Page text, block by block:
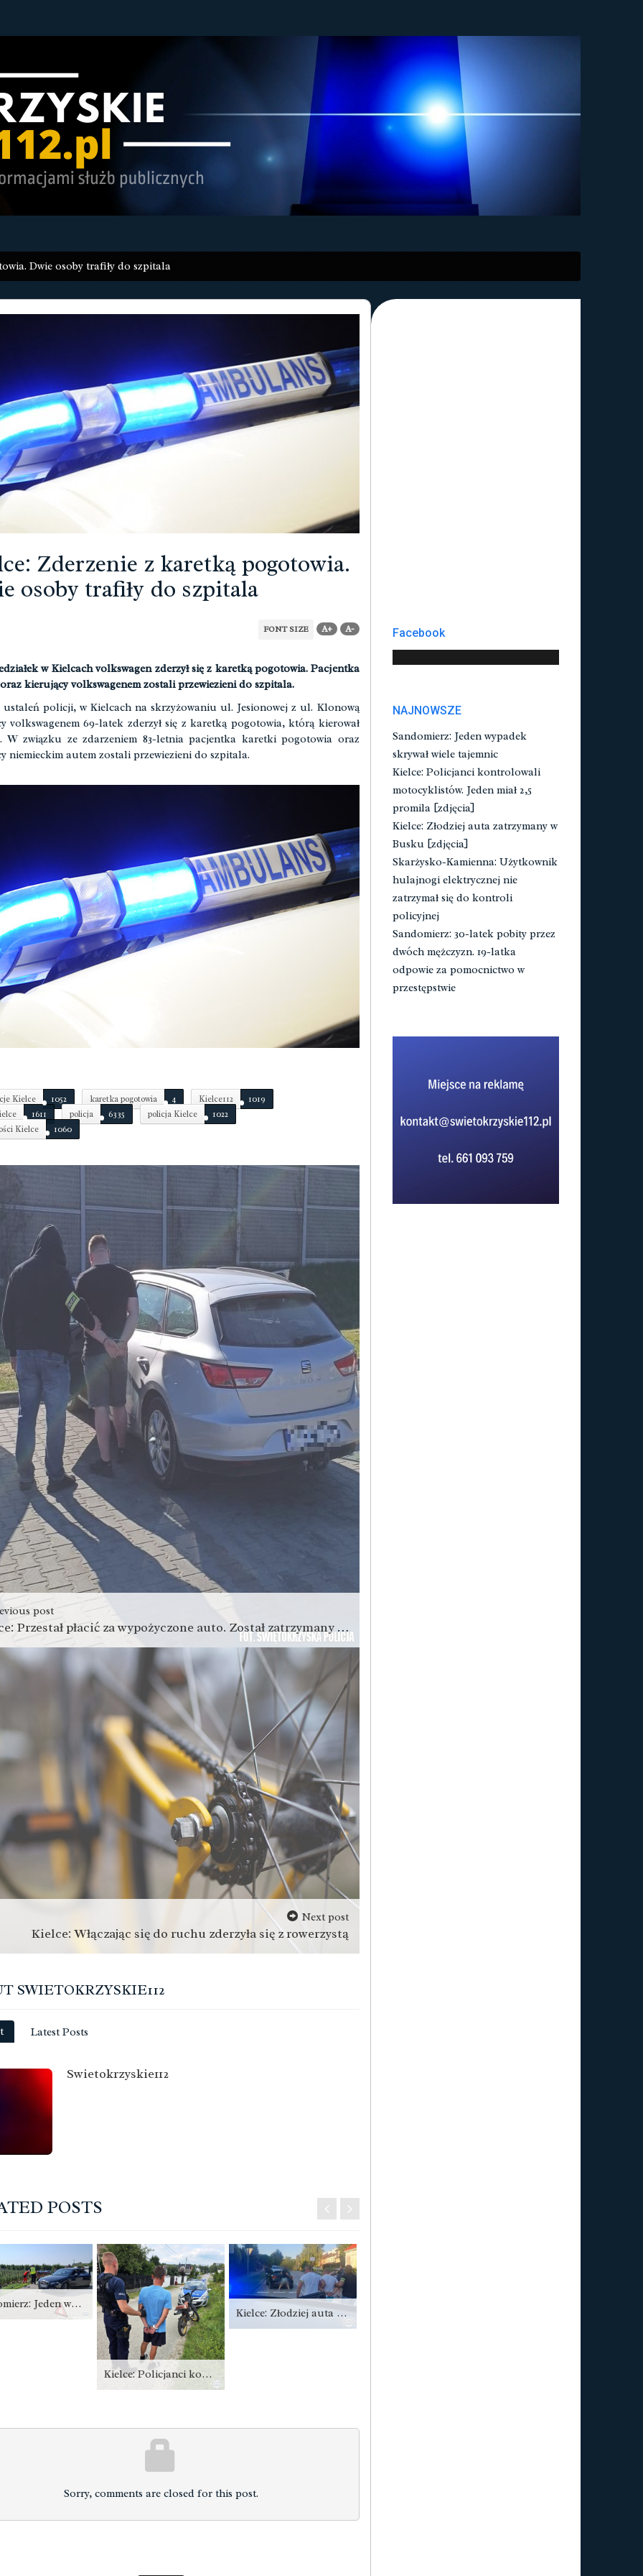
Dwie osoby trafiły do szpitala
Zderzenie z karetką pogotowia.
osoby trafiły do szpitala
FONT SIZE A+ A-
w Kielcach volkswagen zderzył się z karetką pogotowia. Pacjentka
kierujący volkswagenem zostali przewiezieni do szpitala.
ustaleń policji, w Kielcach na skrzyżowaniu ul. Jesionowej z ul. Klonową
volkswagenem 69-latek zderzył się z karetką pogotowia, którą kierował
W związku ze zdarzeniem 83-letnia pacjentka karetki pogotowia oraz
niemieckim autem zostali przewiezieni do szpitala.
Kielce 1052 karetka pogotowia 4 Kielce112
1019
1611 policja 6335 policja Kielce
1022
Kielce
1060
post
Kielce: Przestał płacić za wypożyczone auto. Został zatrzymany z narkotykami
Next post
Kielce: Włączając się do ruchu zderzyła się z rowerzystą
SWIETOKRZYSKIE112
Latest Posts
Swietokrzyskie112
POSTS
Sandomierz: Jeden wypadek skrywał wiele tajemnic
Kielce: Policjanci kontrolowali motocyklistów. Jeden miał 2,5 promila [zdjęcia]
Kielce: Złodziej auta zatrzymany w Busku [zdjęcia]
Sorry, comments are closed for this post.
Facebook
NAJNOWSZE
Sandomierz: Jeden wypadek
skrywał wiele tajemnic
Kielce: Policjanci kontrolowali
motocyklistów. Jeden miał 2,5
promila [zdjęcia]
Kielce: Złodziej auta zatrzymany w
Busku [zdjęcia]
Skarżysko-Kamienna: Użytkownik
hulajnogi elektrycznej nie
zatrzymał się do kontroli
policyjnej
Sandomierz: 30-latek pobity przez
dwóch mężczyzn. 19-latka
odpowie za pomocnictwo w
przestępstwie